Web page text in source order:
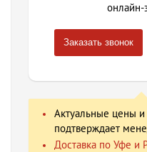
онлайн-
Заказать звонок
Актуальные цены и
подтверждает
Доставка по Уфе и